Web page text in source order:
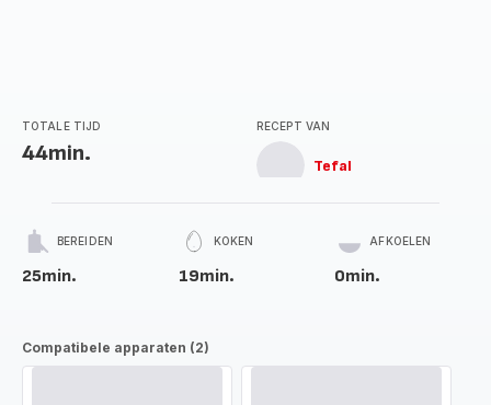
TOTALE TIJD
44min.
RECEPT VAN
Tefal
BEREIDEN
25min.
KOKEN
19min.
AFKOELEN
0min.
Compatibele apparaten (2)